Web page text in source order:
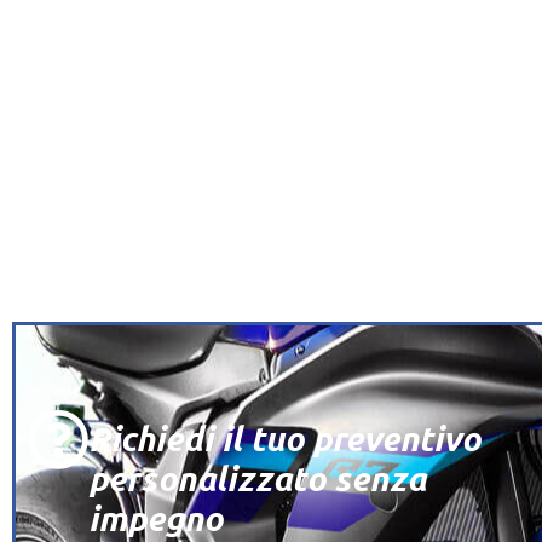
Richiedi il tuo preventivo
personalizzato senza
impegno